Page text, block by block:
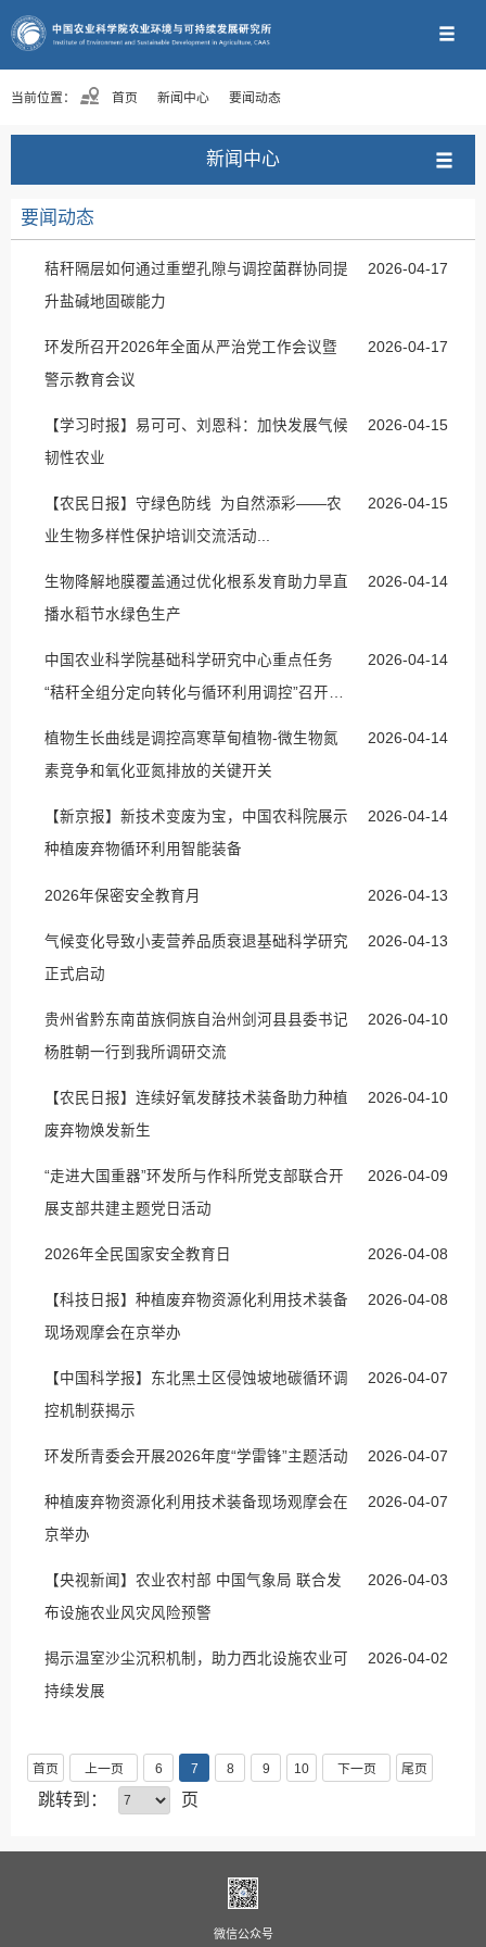
当前位置： 首页 新闻中心 要闻动态
新闻中心
要闻动态
2026-04-17
秸秆隔层如何通过重塑孔隙与调控菌群协同提
升盐碱地固碳能力
2026-04-17
环发所召开2026年全面从严治党工作会议暨
警示教育会议
2026-04-15
【学习时报】易可可、刘恩科：加快发展气候
韧性农业
2026-04-15
【农民日报】守绿色防线 为自然添彩——农
业生物多样性保护培训交流活动...
2026-04-14
生物降解地膜覆盖通过优化根系发育助力旱直
播水稻节水绿色生产
2026-04-14
中国农业科学院基础科学研究中心重点任务
“秸秆全组分定向转化与循环利用调控”召开
2026-04-14
植物生长曲线是调控高寒草甸植物-微生物氮
素竞争和氧化亚氮排放的关键开关
2026-04-14
【新京报】新技术变废为宝，中国农科院展示
种植废弃物循环利用智能装备
2026-04-13
2026年保密安全教育月
2026-04-13
气候变化导致小麦营养品质衰退基础科学研究
正式启动
2026-04-10
贵州省黔东南苗族侗族自治州剑河县县委书记
杨胜朝一行到我所调研交流
2026-04-10
【农民日报】连续好氧发酵技术装备助力种植
废弃物焕发新生
2026-04-09
“走进大国重器”环发所与作科所党支部联合开
展支部共建主题党日活动
2026-04-08
2026年全民国家安全教育日
2026-04-08
【科技日报】种植废弃物资源化利用技术装备
现场观摩会在京举办
2026-04-07
【中国科学报】东北黑土区侵蚀坡地碳循环调
控机制获揭示
2026-04-07
环发所青委会开展2026年度“学雷锋”主题活动
2026-04-07
种植废弃物资源化利用技术装备现场观摩会在
京举办
2026-04-03
【央视新闻】农业农村部 中国气象局 联合发
布设施农业风灾风险预警
2026-04-02
揭示温室沙尘沉积机制，助力西北设施农业可
持续发展
首页 上一页 6 7 8 9 10 下一页 尾页
跳转到： 页
微信公众号